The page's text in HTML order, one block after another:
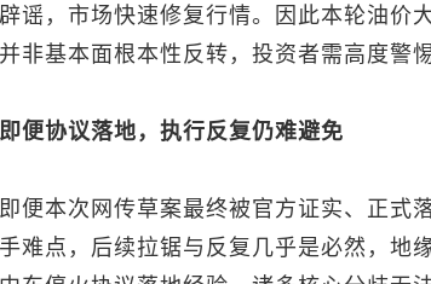
谣，市场快速修复行情。因此本轮油价
非基本面根本性反转，投资者需高度警
便协议落地，执行反复仍难避免
便本次网传草案最终被官方证实、正式
难点，后续拉锯与反复几乎是必然，地